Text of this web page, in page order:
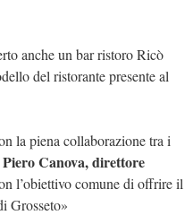
anche un bar ristoro Ricò
del ristorante presente al
la piena collaborazione tra i
Canova, direttore
l’obiettivo comune di offrire il
Grosseto»